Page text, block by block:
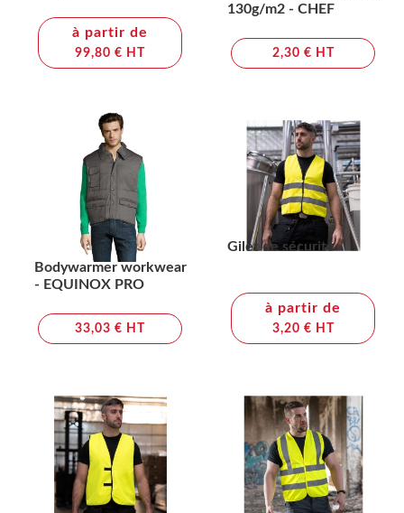
à partir de
99,80 € HT
130g/m2 - CHEF
2,30 € HT
Bodywarmer workwear
- EQUINOX PRO
33,03 € HT
Gilet de sécurité
à partir de
3,20 € HT